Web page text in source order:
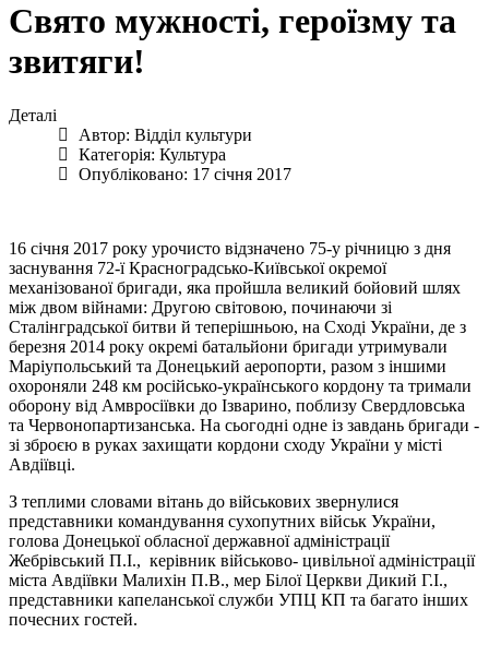
Свято мужності, героїзму та
звитяги!
Деталі
Автор: Відділ культури
Категорія: Культура
Опубліковано: 17 січня 2017
16 січня 2017 року урочисто відзначено 75-у річницю з дня
заснування 72-ї Красноградсько-Київської окремої
механізованої бригади, яка пройшла великий бойовий шлях
між двом війнами: Другою світовою, починаючи зі
Сталінградської битви й теперішньою, на Сході України, де з
березня 2014 року окремі батальйони бригади утримували
Маріупольський та Донецький аеропорти, разом з іншими
охороняли 248 км російсько-українського кордону та тримали
оборону від Амвросіївки до Ізварино, поблизу Свердловська
та Червонопартизанська. На сьогодні одне із завдань бригади -
зі зброєю в руках захищати кордони сходу України у місті
Авдіївці.
З теплими словами вітань до військових звернулися
представники командування сухопутних військ України,
голова Донецької обласної державної адміністрації
Жебрівський П.І., керівник військово- цивільної адміністрації
міста Авдіївки Малихін П.В., мер Білої Церкви Дикий Г.І.,
представники капеланської служби УПЦ КП та багато інших
почесних гостей.